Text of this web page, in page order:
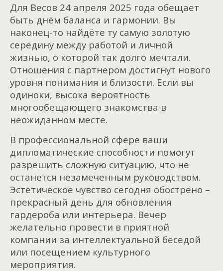
Для Весов 24 апреля 2025 года обещает
быть днём баланса и гармонии. Вы
наконец-то найдёте ту самую золотую
середину между работой и личной
жизнью, о которой так долго мечтали.
Отношения с партнером достигнут нового
уровня понимания и близости. Если вы
одиноки, высока вероятность
многообещающего знакомства в
неожиданном месте.
В профессиональной сфере ваши
дипломатические способности помогут
разрешить сложную ситуацию, что не
останется незамеченным руководством.
Эстетическое чувство сегодня обострено –
прекрасный день для обновления
гардероба или интерьера. Вечер
желательно провести в приятной
компании за интеллектуальной беседой
или посещением культурного
мероприятия.